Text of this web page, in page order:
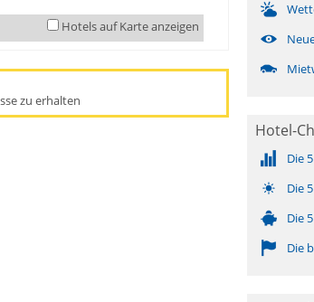
Hotels auf Karte anzeigen
zu erhalten
Hotel-
Die
Die
Die
Die